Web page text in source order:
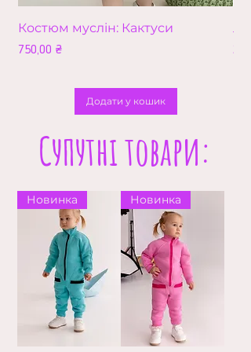
Костюм муслін: Кактуси
Ціна
750,00 ₴
Додати у кошик
Ціна
Новинка Новинка
Супутні товари: